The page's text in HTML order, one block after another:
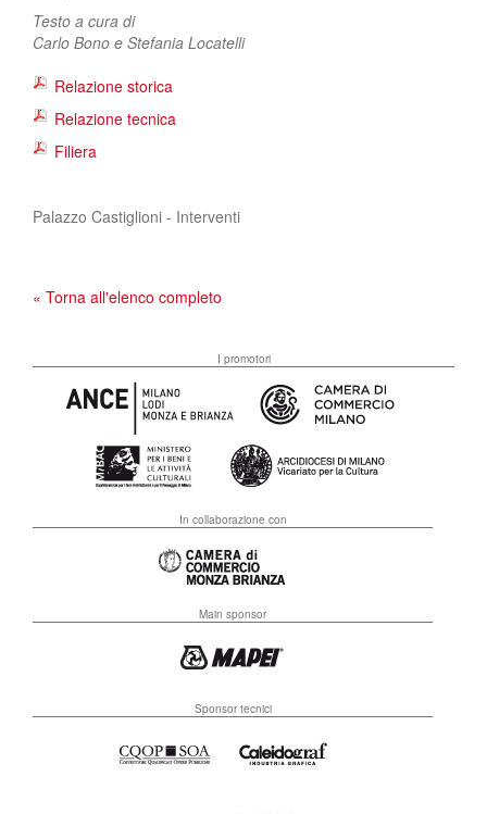
Testo a cura di
Carlo Bono e Stefania Locatelli
Relazione storica
Relazione tecnica
Filiera
Palazzo Castiglioni - Interventi
« Torna all'elenco completo
I promotori
In collaborazione con
Main sponsor
Sponsor tecnici